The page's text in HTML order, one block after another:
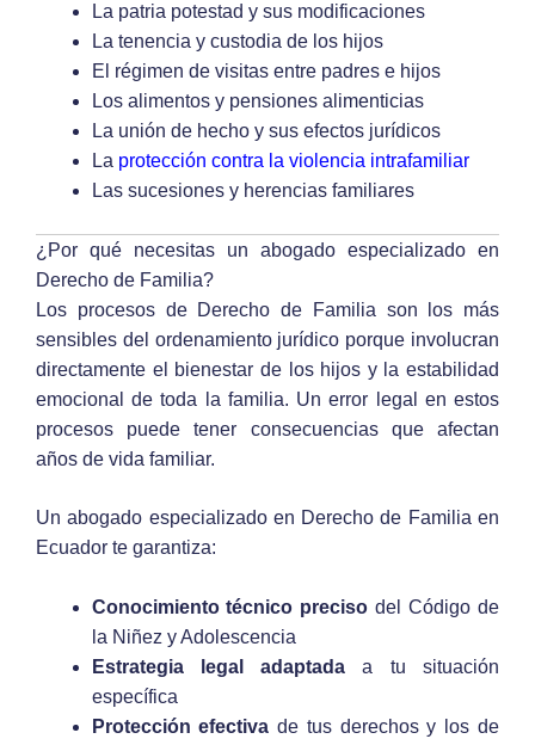
La patria potestad y sus modificaciones
La tenencia y custodia de los hijos
El régimen de visitas entre padres e hijos
Los alimentos y pensiones alimenticias
La unión de hecho y sus efectos jurídicos
La protección contra la violencia intrafamiliar
Las sucesiones y herencias familiares
¿Por qué necesitas un abogado especializado en
Derecho de Familia?
Los procesos de Derecho de Familia son los más
sensibles del ordenamiento jurídico porque involucran
directamente el bienestar de los hijos y la estabilidad
emocional de toda la familia. Un error legal en estos
procesos puede tener consecuencias que afectan
años de vida familiar.
Un abogado especializado en Derecho de Familia en
Ecuador te garantiza:
Conocimiento técnico preciso del Código de
la Niñez y Adolescencia
Estrategia legal adaptada a tu situación
específica
Protección efectiva de tus derechos y los de